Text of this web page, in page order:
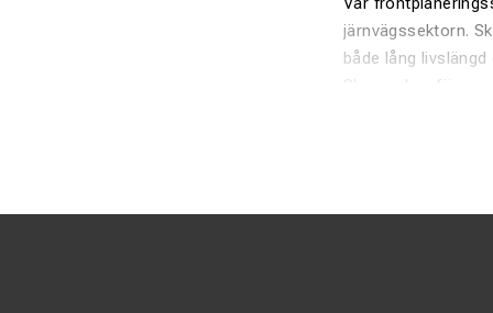
järnvägssektorn.
både lång
Skopan kan
Ribbad